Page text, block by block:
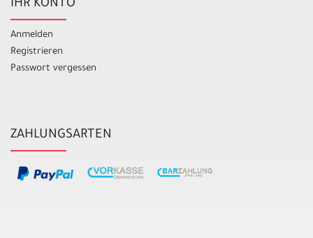
IHR KONTO
Anmelden
Registrieren
Passwort vergessen
ZAHLUNGSARTEN